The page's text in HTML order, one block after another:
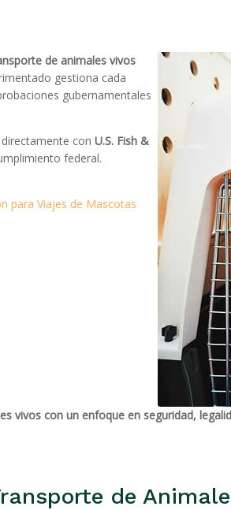
de animales vivos
gestiona cada
gubernamentales
con U.S. Fish &
federal.
para Viajes de Mascotas
vivos con un enfoque en seguridad,
de